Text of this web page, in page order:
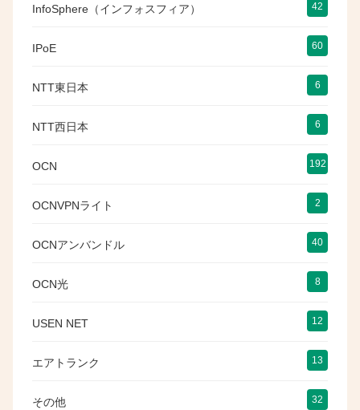
InfoSphere（インフォスフィア） 42
IPoE 60
NTT東日本 6
NTT西日本 6
OCN 192
OCNVPNライト 2
OCNアンバンドル 40
OCN光 8
USEN NET 12
エアトランク 13
その他 32